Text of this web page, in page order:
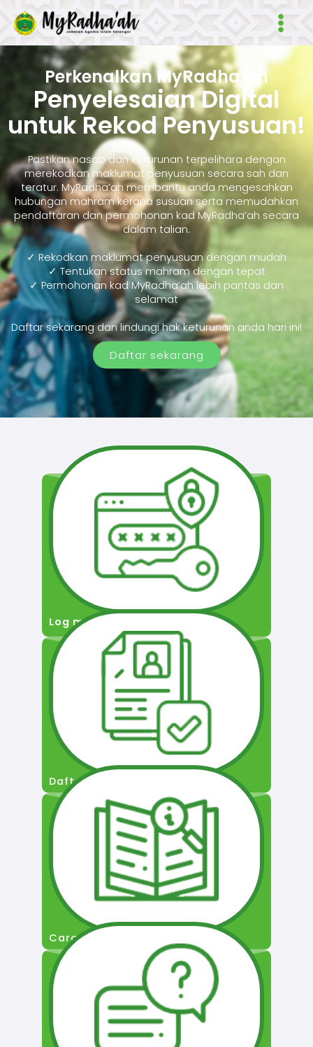
Main
Perkenalkan MyRadha’ah
Penyelesaian Digital
untuk Rekod Penyusuan!
Pastikan nasab dan keturunan terpelihara dengan
merekodkan maklumat penyusuan secara sah dan
teratur. MyRadha’ah membantu anda mengesahkan
hubungan mahram kerana susuan serta memudahkan
pendaftaran dan permohonan kad MyRadha’ah secara
dalam talian.
✓ Rekodkan maklumat penyusuan dengan mudah
✓ Tentukan status mahram dengan tepat
✓ Permohonan kad MyRadha’ah lebih pantas dan
selamat
Daftar sekarang dan lindungi hak keturunan anda hari ini!
Daftar sekarang
Log masuk
Daftar Pengguna
Cara Permohonan